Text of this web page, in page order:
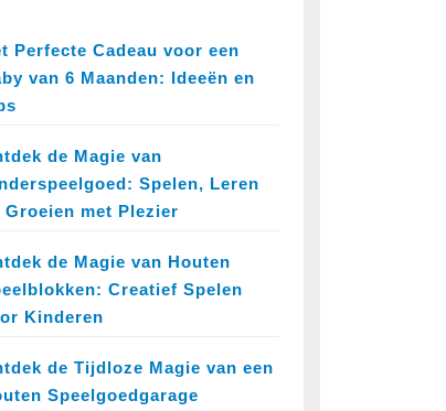
Perfecte Cadeau voor een
van 6 Maanden: Ideeën en
de Magie van
Spelen, Leren
Groeien met Plezier
de Magie van Houten
Creatief Spelen
Kinderen
de Tijdloze Magie van een
Speelgoedgarage